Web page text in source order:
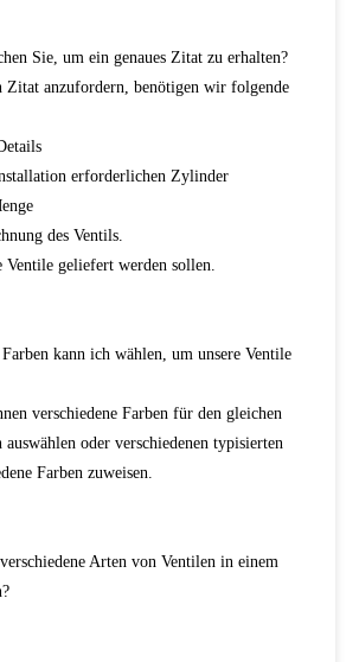
Sie, um ein genaues Zitat zu erhalten?
anzufordern, benötigen wir folgende
erforderlichen Zylinder
des Ventils.
geliefert werden sollen.
kann ich wählen, um unsere Ventile
verschiedene Farben für den gleichen
oder verschiedenen typisierten
Farben zuweisen.
Arten von Ventilen in einem